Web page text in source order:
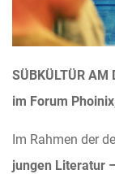
SÜBKÜLTÜR
im Forum
Im Rahmen der
jungen Literatur